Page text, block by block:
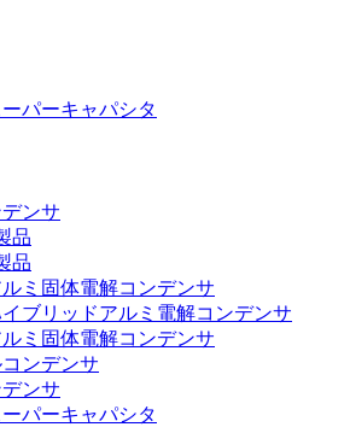
パーキャパシタ
ンサ
品
品
ミ固体電解コンデンサ
ブリッドアルミ電解コンデンサ
ミ固体電解コンデンサ
ンデンサ
ンサ
パーキャパシタ